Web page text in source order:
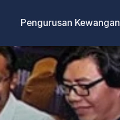
Pengurusan Kewangan